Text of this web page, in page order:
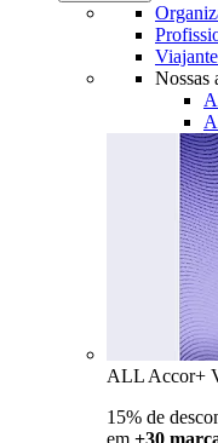
Nossas
ALL Accor+
15% de
em +30